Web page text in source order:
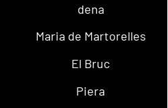
dena
Maria de Martorelles
El Bruc
Piera